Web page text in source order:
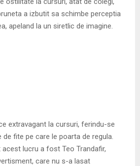
a izbutit sa schimbe perceptia
apeland la un siretlic de imagine.
extravagant la cursuri, ferindu-se
fite pe care le poarta de regula.
lucru a fost Teo Trandafir,
care nu s-a lasat